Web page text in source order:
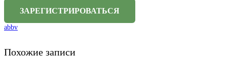
abbv
Похожие записи